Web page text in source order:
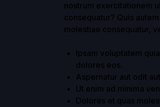
nostrum exercitationem
consequatur? Quis
molestiae consequatur,
Ipsam voluptatem
dolores eos.
Aspernatur aut odit
Ut enim ad minima
Dolores et quas